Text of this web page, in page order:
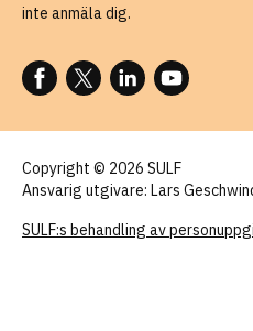
inte anmäla dig.
FÖLJ OSS PÅ FACEBOOK
FÖLJ OSS PÅ X
FÖLJ OSS PÅFÖLJ OSS PÅ
Copyright © 2026 SULF
Ansvarig utgivare: Lars
SULF:s behandling av